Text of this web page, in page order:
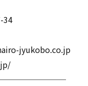
34
jyukobo.co.jp